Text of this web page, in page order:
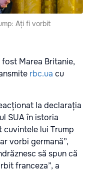
Ați fi vorbit
Marea Britanie,
rbc.ua cu
la declarația
SUA în istoria
cuvintele lui Trump
vorbi germană”,
să spun că
franceza”, a